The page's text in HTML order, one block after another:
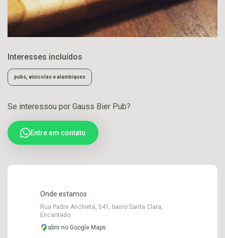
Interesses incluídos
pubs, vinícolas e alambiques
Se interessou por Gauss Bier Pub?
Entre em contato
Onde estamos
Rua Padre Anchieta, 541, bairro Santa Clara,
Encantado
abrir no Google Maps